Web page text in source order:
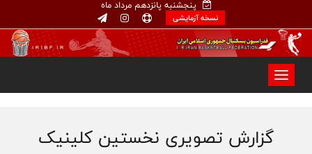
پنجشنبه پانزدهم مرداد ماه
نسخه آزمایشی
گزارش تصویری نخستین کلینیک